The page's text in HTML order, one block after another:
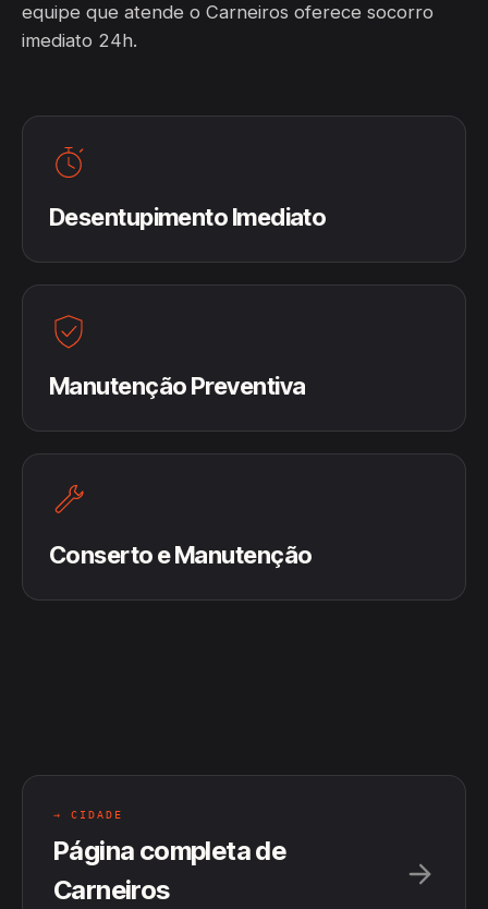
equipe que atende o Carneiros oferece socorro
imediato 24h.
Desentupimento Imediato
Manutenção Preventiva
Conserto e Manutenção
→ CIDADE
Página completa de
Carneiros